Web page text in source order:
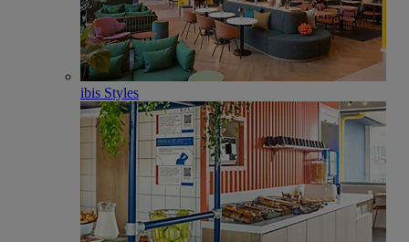
ibis Styles